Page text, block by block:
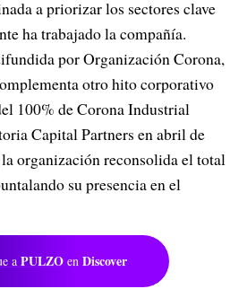
a priorizar los sectores clave
ha trabajado la compañía.
por Organización Corona,
otro hito corporativo
100% de Corona Industrial
Capital Partners en abril de
organización reconsolida el total
su presencia en el
a PULZO en Discover